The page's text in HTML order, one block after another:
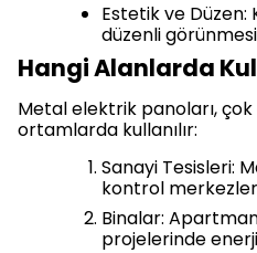
Estetik ve Düzen:
düzenli
Hangi Alanlarda
Metal elektrik panoları,
ortamlarda kullanılır:
Sanayi Tesisleri:
kontrol
Binalar:
projelerinde enerji